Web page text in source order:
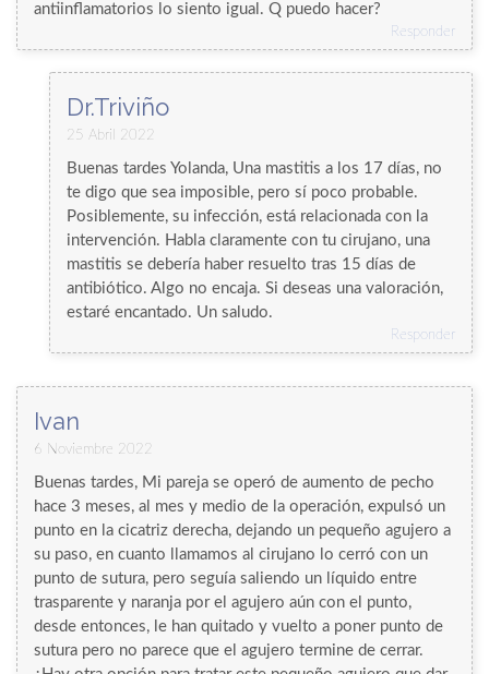
antiinflamatorios lo siento igual. Q puedo hacer?
Responder
Dr.Triviño
25 Abril 2022
Buenas tardes Yolanda, Una mastitis a los 17 días, no
te digo que sea imposible, pero sí poco probable.
Posiblemente, su infección, está relacionada con la
intervención. Habla claramente con tu cirujano, una
mastitis se debería haber resuelto tras 15 días de
antibiótico. Algo no encaja. Si deseas una valoración,
estaré encantado. Un saludo.
Responder
Ivan
6 Noviembre 2022
Buenas tardes, Mi pareja se operó de aumento de pecho
hace 3 meses, al mes y medio de la operación, expulsó un
punto en la cicatriz derecha, dejando un pequeño agujero a
su paso, en cuanto llamamos al cirujano lo cerró con un
punto de sutura, pero seguía saliendo un líquido entre
trasparente y naranja por el agujero aún con el punto,
desde entonces, le han quitado y vuelto a poner punto de
sutura pero no parece que el agujero termine de cerrar.